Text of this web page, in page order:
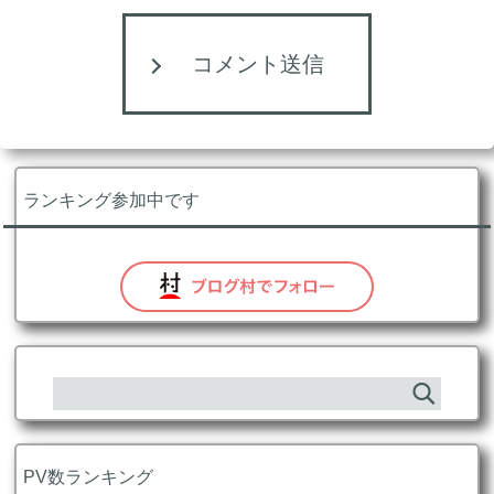
コメント送信
ランキング参加中です
PV数ランキング